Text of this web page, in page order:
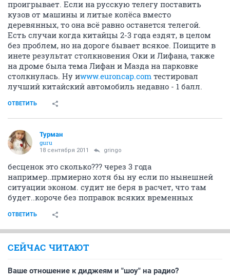
проигрывает. Если на русскую телегу поставить
кузов от машины и литые колёса вместо
деревянных, то она всё равно останется телегой.
Есть случаи когда китайцы 2-3 года ездят, в целом
без проблем, но на дороге бывает всякое. Поищите в
инете результат столкновения Оки и Лифана, также
на дроме была тема Лифан и Мазда на парковке
столкнулась. Ну иwww.euroncap.com тестировал
лучший китайский автомобиль недавно - 1 балл.
ОТВЕТИТЬ
Турман
guru
18 сентября 2011 gringo
бесценок это сколько??? через 3 года
например..прмиерно хотя бы ну если по нынешней
ситуации эконом. судит не беря в расчет, что там
будет..короче без поправок всяких временных
ОТВЕТИТЬ
СЕЙЧАС ЧИТАЮТ
Ваше отношение к диджеям и "шоу" на радио?